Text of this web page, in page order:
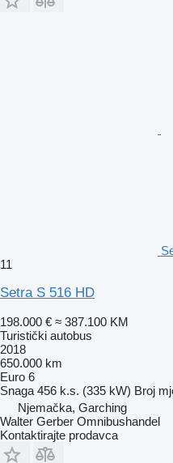
11
Setra S 516 HD
198.000 € ≈ 387.100 KM
Turistički autobus
2018
650.000 km
Euro 6
Snaga 456 k.s. (335 kW) Broj
Njemačka, Garching
Walter Gerber Omnibushandel
Kontaktirajte prodavca